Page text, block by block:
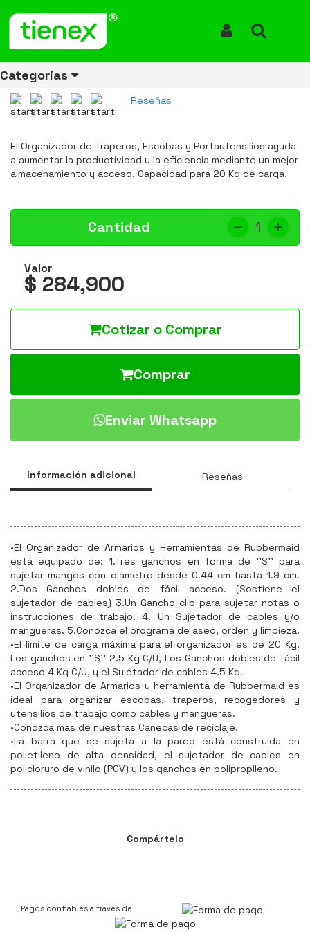
Categorías
Porta Escobas y Traperos
FG199300GRAY
REF: FG199300GRAY
Reseñas
El Organizador de Traperos, Escobas y Portautensilios ayuda
a aumentar la productividad y la eficiencia mediante un mejor
almacenamiento y acceso. Capacidad para 20 Kg de carga.
Cantidad 1
Valor
$ 284,900
Cotizar o Comprar
Comprar
Enviar Whatsapp
Información adicional Reseñas
•El Organizador de Armarios y Herramientas de Rubbermaid
está equipado de: 1.Tres ganchos en forma de ''S'' para
sujetar mangos con diámetro desde 0.44 cm hasta 1.9 cm.
2.Dos Ganchos dobles de fácil acceso. (Sostiene el
sujetador de cables) 3.Un Gancho clip para sujetar notas o
instrucciones de trabajo. 4. Un Sujetador de cables y/o
mangueras. 5.Conozca el programa de aseo, orden y limpieza.
•El límite de carga máxima para el organizador es de 20 Kg.
Los ganchos en ''S'' 2.5 Kg C/U, Los Ganchos dobles de fácil
acceso 4 Kg C/U, y el Sujetador de cables 4.5 Kg.
•El Organizador de Armarios y herramienta de Rubbermaid es
ideal para organizar escobas, traperos, recogedores y
utensilios de trabajo como cables y mangueras.
•Conozca mas de nuestras Canecas de reciclaje.
•La barra que se sujeta a la pared está construida en
polietileno de alta densidad, el sujetador de cables en
policloruro de vinilo (PCV) y los ganchos en polipropileno.
Compártelo
Pagos confiables a través de
los
productos
los
productos
DE
los
productos
los
productos
DE
los
productos
DE
los
productos
LIBRE
los
productos
PARA